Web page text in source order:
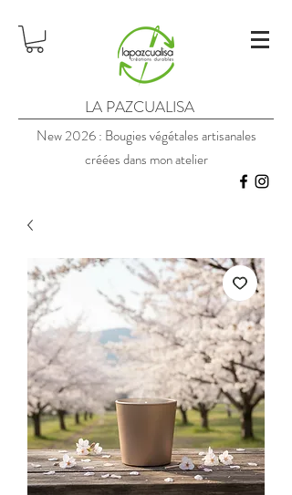
LA PAZCUALISA
New 2026 : Bougies végétales artisanales
créées dans mon atelier